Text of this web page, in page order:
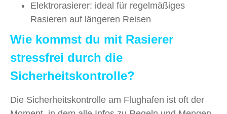
Elektrorasierer: ideal für regelmäßiges
Rasieren auf längeren Reisen
Wie kommst du mit Rasierer
stressfrei durch die
Sicherheitskontrolle?
Die Sicherheitskontrolle am Flughafen ist oft der